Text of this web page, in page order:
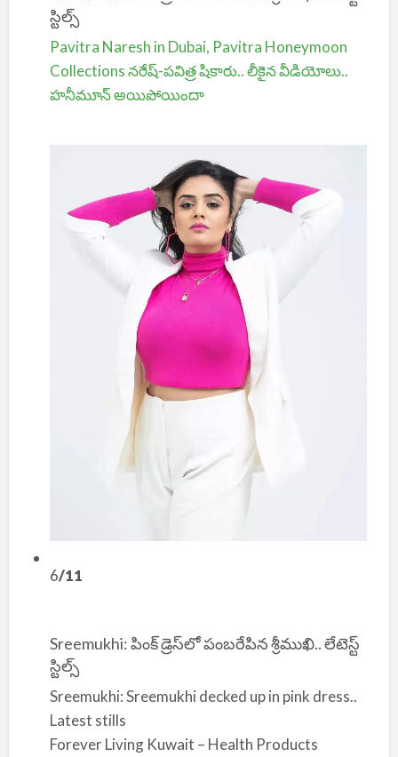
స్టిల్స్
Pavitra Naresh in Dubai, Pavitra Honeymoon
Collections నరేష్-పవిత్ర షికారు.. లీకైన వీడియోలు..
హనీమూన్ అయిపోయిందా
6/11
Sreemukhi: పింక్ డ్రెస్‌లో పంబరేపిన శ్రీముఖి.. లేటెస్ట్
స్టిల్స్
Sreemukhi: Sreemukhi decked up in pink dress..
Latest stills
Forever Living Kuwait – Health Products